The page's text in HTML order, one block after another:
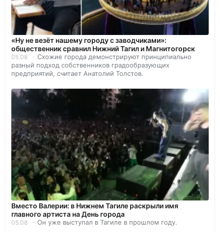
«Ну не везёт нашему городу с заводчиками»:
общественник сравнил Нижний Тагил и Магнитогорск
05.08
Схожие города демонстрируют принципиально
разный подход собственников градообразующих
предприятий, считает Анатолий Толстов.
Вместо Валерии: в Нижнем Тагиле раскрыли имя
главного артиста на День города
05.08 Он уже выступал в Тагиле в прошлом году.